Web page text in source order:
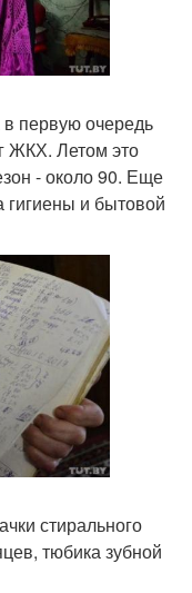
первую очередь
ЖКХ. Летом это
- около 90. Еще
гигиены и бытовой
стирального
тюбика зубной